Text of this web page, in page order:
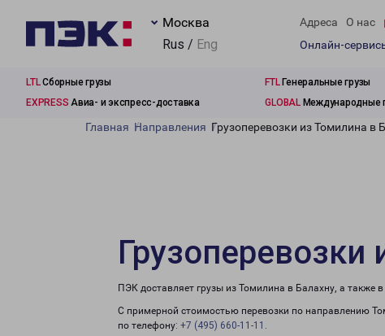
Москва
Rus / Eng
Адреса О нас
Онлайн-
LTLСборные грузы FTLГенеральные грузы
EXPRESS Авиа- и экспресс-доставка GLOBALМеждународные
Главная Направления Грузоперевозки из Томилина в
ПЭК доставляет грузы из Томилина в Балахну, а также
С примерной стоимостью перевозки по направлению
по телефону: +7 (495) 660-11-11 .